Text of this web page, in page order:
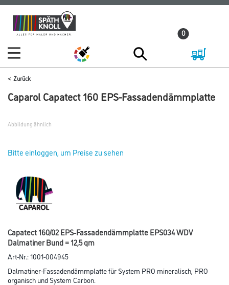
Zum
Inhalt
Zum
Navigationsmenü
0
Zurück
Caparol Capatect 160 EPS-Fassadendämmplatte
Abbildung ähnlich
Bitte einloggen, um Preise zu sehen
Capatect 160/02 EPS-Fassadendämmplatte EPS034 WDV
Dalmatiner Bund = 12,5 qm
Art-Nr.:1001-004945
Dalmatiner-Fassadendämmplatte für System PRO mineralisch, PRO
organisch und System Carbon.